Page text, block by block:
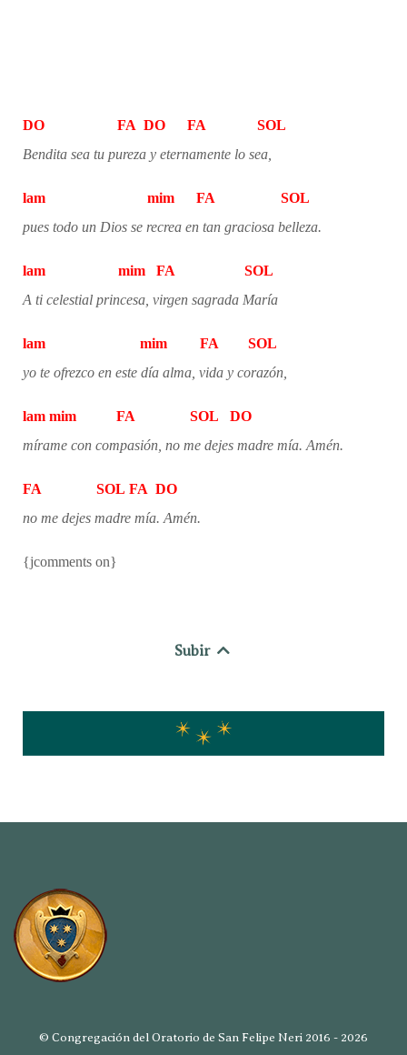
DO FA DO FA SOL
Bendita sea tu pureza y eternamente lo sea,
lam mim FA SOL
pues todo un Dios se recrea en tan graciosa belleza.
lam mim FA SOL
A ti celestial princesa, virgen sagrada María
lam mim FA SOL
yo te ofrezco en este día alma, vida y corazón,
lam mim FA SOL DO
mírame con compasión, no me dejes madre mía. Amén.
FA SOL FA DO
no me dejes madre mía. Amén.
{jcomments on}
Subir
© Congregación del Oratorio de San Felipe Neri 2016 - 2026